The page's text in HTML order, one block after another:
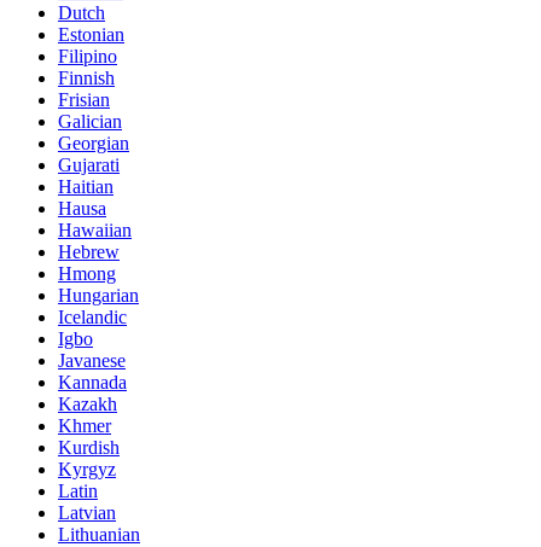
Dutch
Estonian
Filipino
Finnish
Frisian
Galician
Georgian
Gujarati
Haitian
Hausa
Hawaiian
Hebrew
Hmong
Hungarian
Icelandic
Igbo
Javanese
Kannada
Kazakh
Khmer
Kurdish
Kyrgyz
Latin
Latvian
Lithuanian